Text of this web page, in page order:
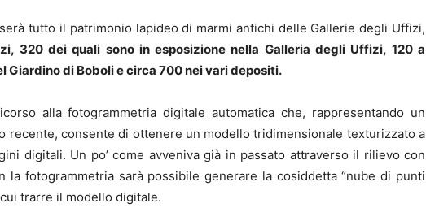
tutto il patrimonio lapideo di marmi antichi delle Gallerie degli Uffizi,
320 dei quali sono in esposizione nella Galleria degli Uffizi, 120 a
Giardino di Boboli e circa 700 nei vari depositi.
alla fotogrammetria digitale automatica che, rappresentando un
recente, consente di ottenere un modello tridimensionale texturizzato a
digitali. Un po’ come avveniva già in passato attraverso il rilievo con
la fotogrammetria sarà possibile generare la cosiddetta “nube di punti
trarre il modello digitale.